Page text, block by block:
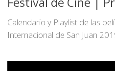
Calendario y Playlist de las
Internacional de San Juan